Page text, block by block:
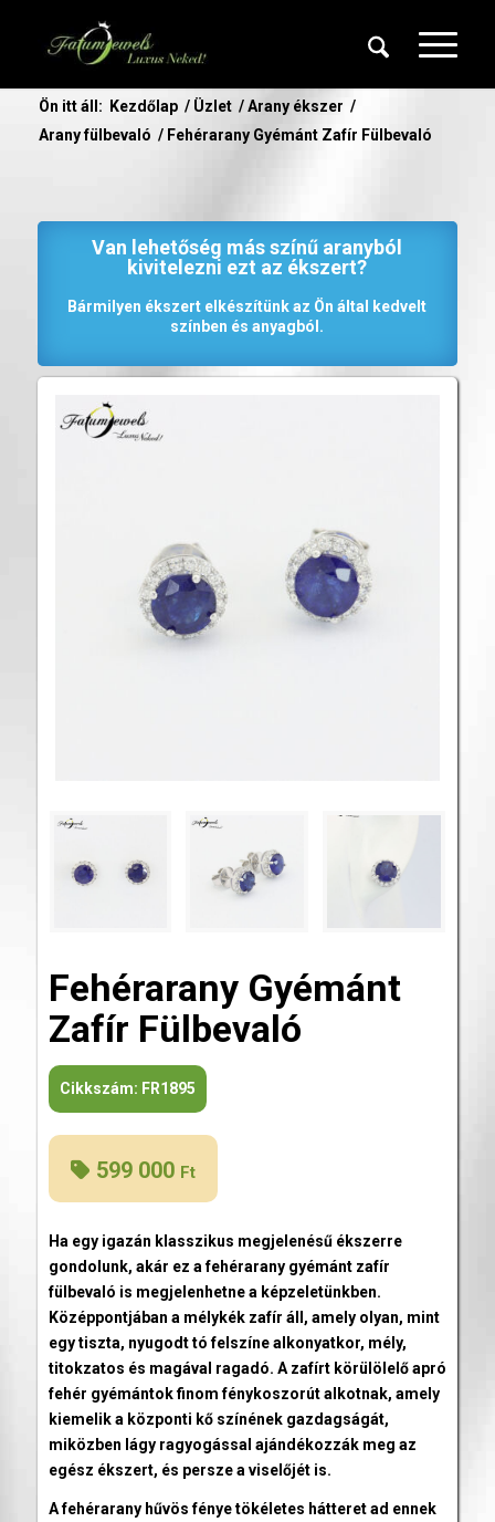
Ön itt áll: Kezdőlap / Üzlet / Arany ékszer /
Arany fülbevaló / Fehérarany Gyémánt Zafír Fülbevaló
Van lehetőség más színű aranyból
kivitelezni ezt az ékszert?
Bármilyen ékszert elkészítünk az Ön által kedvelt
színben és anyagból.
Fehérarany Gyémánt
Zafír Fülbevaló
Cikkszám: FR1895
599 000 Ft
Ha egy igazán klasszikus megjelenésű ékszerre
gondolunk, akár ez a fehérarany gyémánt zafír
fülbevaló is megjelenhetne a képzeletünkben.
Középpontjában a mélykék zafír áll, amely olyan, mint
egy tiszta, nyugodt tó felszíne alkonyatkor, mély,
titokzatos és magával ragadó. A zafírt körülölelő apró
fehér gyémántok finom fénykoszorút alkotnak, amely
kiemelik a központi kő színének gazdagságát,
miközben lágy ragyogással ajándékozzák meg az
egész ékszert, és persze a viselőjét is.
A fehérarany hűvös fénye tökéletes hátteret ad ennek